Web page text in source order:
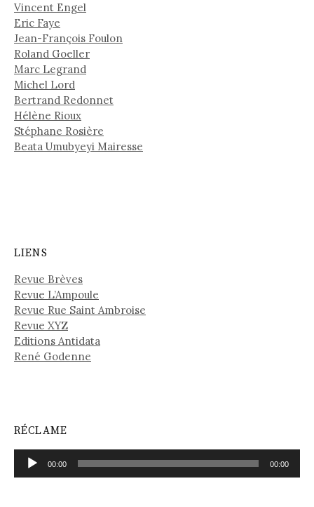
Vincent Engel
Eric Faye
Jean-François Foulon
Roland Goeller
Marc Legrand
Michel Lord
Bertrand Redonnet
Hélène Rioux
Stéphane Rosière
Beata Umubyeyi Mairesse
LIENS
Revue Brèves
Revue L’Ampoule
Revue Rue Saint Ambroise
Revue XYZ
Editions Antidata
René Godenne
RÉCLAME
Lecteur
audio
00:00 00:00